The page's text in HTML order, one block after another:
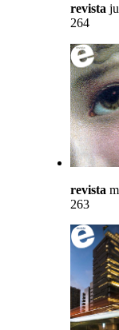
revista
264
revista
263